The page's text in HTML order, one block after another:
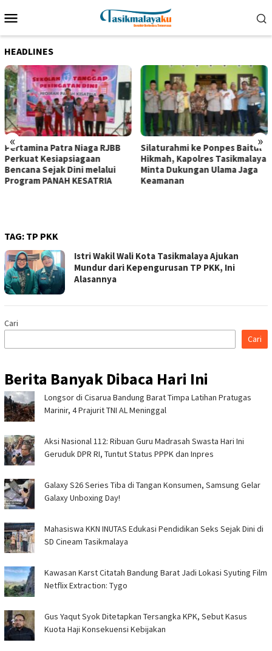
ke
Mobile
HEADLINES
« »
Pertamina Patra Niaga RJBB
Perkuat Kesiapsiagaan
Bencana Sejak Dini melalui
Program PANAH KESATRIA
Silaturahmi ke Ponpes Baitul
Hikmah, Kapolres Tasikmalaya
Minta Dukungan Ulama Jaga
Keamanan
TAG: TP PKK
Istri Wakil Wali Kota Tasikmalaya Ajukan
Mundur dari Kepengurusan TP PKK, Ini
Alasannya
Cari
Cari
Berita Banyak Dibaca Hari Ini
Longsor di Cisarua Bandung Barat Timpa Latihan Pra­tugas
Marinir, 4 Prajurit TNI AL Meninggal
Aksi Nasional 112: Ribuan Guru Madrasah Swasta Hari Ini
Geruduk DPR RI, Tuntut Status PPPK dan Inpres
Galaxy S26 Series Tiba di Tangan Konsumen, Samsung Gelar
Galaxy Unboxing Day!
Mahasiswa KKN INUTAS Edukasi Pendidikan Seks Sejak Dini di
SD Cineam Tasikmalaya
Kawasan Karst Citatah Bandung Barat Jadi Lokasi Syuting Film
Netflix Extraction: Tygo
Gus Yaqut Syok Ditetapkan Tersangka KPK, Sebut Kasus
Kuota Haji Konsekuensi Kebijakan